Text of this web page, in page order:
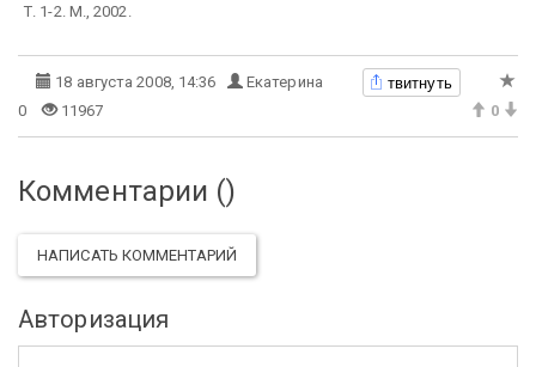
Т. 1-2. М., 2002.
18 августа 2008, 14:36 Екатерина твитнуть
0 11967 0
Комментарии ()
НАПИСАТЬ КОММЕНТАРИЙ
Авторизация